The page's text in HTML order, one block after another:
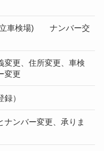
立車検場) ナンバー交
更、住所変更、車検
変更
）
ンバー変更、承りま